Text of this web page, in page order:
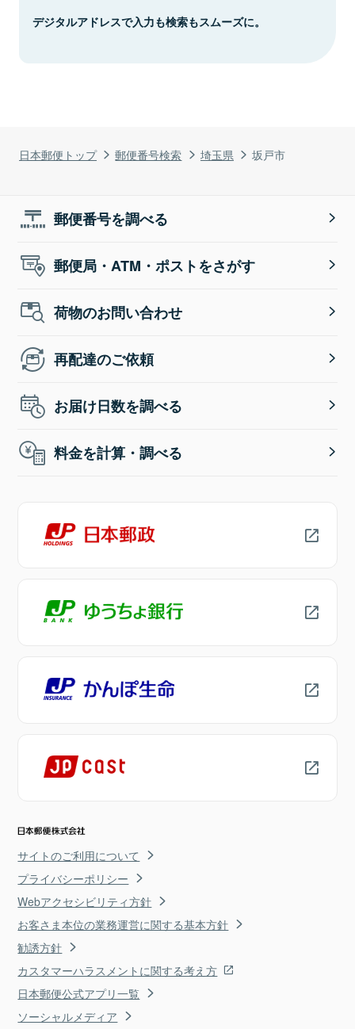
日本郵便トップ 郵便番号検索 埼玉県 坂戸市
デジタルアドレスで入力も検索もスムーズに。
郵便番号を調べる
郵便局・ATM・ポストをさがす
荷物のお問い合わせ
再配達のご依頼
お届け日数を調べる
料金を計算・調べる
サイトのご利用について
プライバシーポリシー
Webアクセシビリティ方針
お客さま本位の業務運営に関する基本方針
勧誘方針
カスタマーハラスメントに関する考え方
日本郵便公式アプリ一覧
ソーシャルメディア